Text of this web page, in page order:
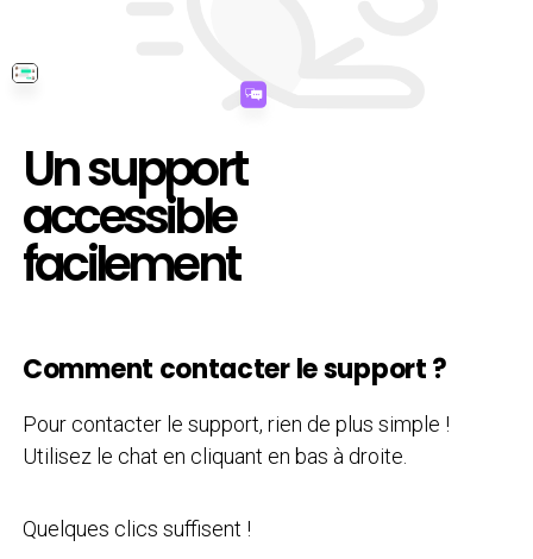
Un support
accessible
facilement
Comment contacter le support ?
Pour contacter le support, rien de plus simple !
Utilisez le chat en cliquant en bas à droite.
Quelques clics suffisent !